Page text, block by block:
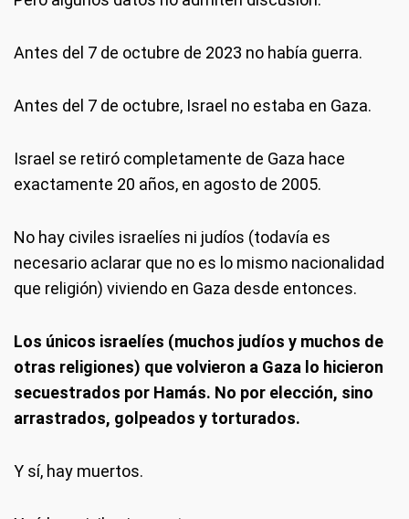
Antes del 7 de octubre de 2023 no había guerra.
Antes del 7 de octubre, Israel no estaba en Gaza.
Israel se retiró completamente de Gaza hace
exactamente 20 años, en agosto de 2005.
No hay civiles israelíes ni judíos (todavía es
necesario aclarar que no es lo mismo nacionalidad
que religión) viviendo en Gaza desde entonces.
Los únicos israelíes (muchos judíos y muchos de
otras religiones) que volvieron a Gaza lo hicieron
secuestrados por Hamás. No por elección, sino
arrastrados, golpeados y torturados.
Y sí, hay muertos.